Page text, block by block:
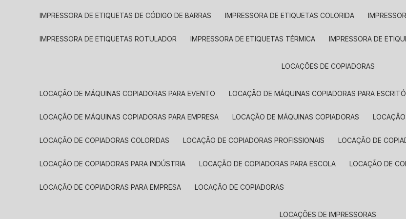
IMPRESSORA DE ETIQUETAS DE CÓDIGO DE BARRAS IMPRESSORA DE ETIQUETAS COLORIDA
IMPRESSORA DE ETIQUETAS ROTULADOR IMPRESSORA DE ETIQUETAS TÉRMICA IMPRESSORA DE
LOCAÇÕES DE COPIADORAS
LOCAÇÃO DE MÁQUINAS COPIADORAS PARA EVENTO LOCAÇÃO DE MÁQUINAS COPIADORAS PARA
LOCAÇÃO DE MÁQUINAS COPIADORAS PARA EMPRESA LOCAÇÃO DE MÁQUINAS COPIADORAS
LOCAÇÃO DE COPIADORAS COLORIDAS LOCAÇÃO DE COPIADORAS PROFISSIONAIS LOCAÇÃO DE
LOCAÇÃO DE COPIADORAS PARA INDÚSTRIA LOCAÇÃO DE COPIADORAS PARA ESCOLA LOCAÇÃO DE
LOCAÇÃO DE COPIADORAS PARA EMPRESA LOCAÇÃO DE COPIADORAS
LOCAÇÕES DE IMPRESSORAS